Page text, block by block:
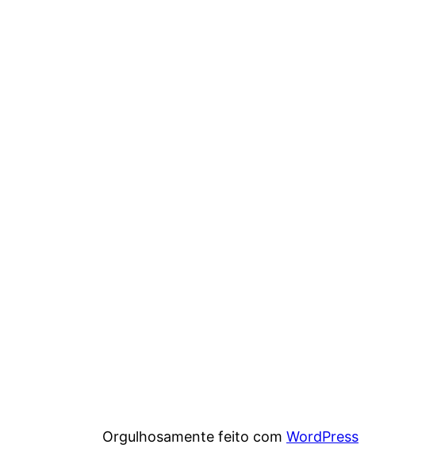
Orgulhosamente feito com WordPress